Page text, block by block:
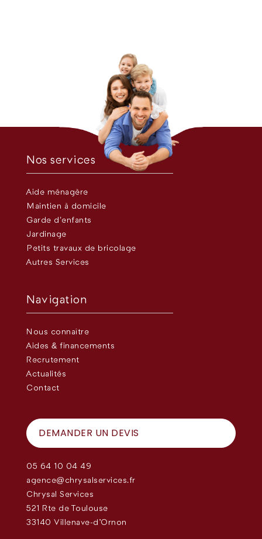
Nos services
Aide ménagère
Maintien à domicile
Garde d’enfants
Jardinage
Petits travaux de bricolage
Autres Services
Navigation
Nous connaître
Aides & financements
Recrutement
Actualités
Contact
DEMANDER UN DEVIS
05 64 10 04 49
agence@chrysalservices.fr
Chrysal Services
521 Rte de Toulouse
33140 Villenave-d'Ornon